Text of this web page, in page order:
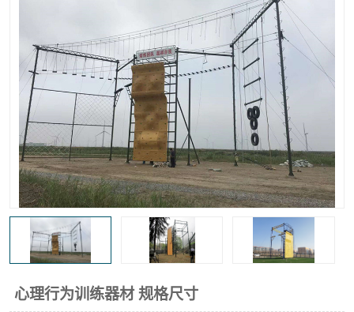
心理行为训练器材 规格尺寸